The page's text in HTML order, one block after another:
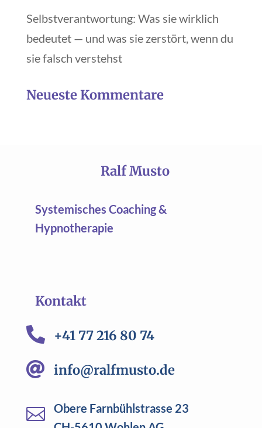
Selbstverantwortung: Was sie wirklich
bedeutet — und was sie zerstört, wenn du
sie falsch verstehst
Neueste Kommentare
Ralf Musto
Systemisches Coaching &
Hypnotherapie
Kontakt
 +41 77 216 80 74
 info@ralfmusto.de

Obere Farnbühlstrasse 23